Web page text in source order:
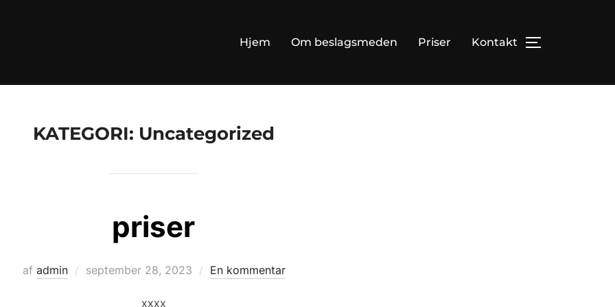
Hjem Om beslagsmeden Priser Kontakt SLÅ
KATEGORI: Uncategorized
priser
af admin
Udgivet
september 28, 2023 En kommentar
xxxx